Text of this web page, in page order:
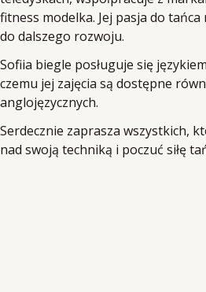
fitness modelka. Jej pasja do
do dalszego rozwoju.
Sofiia biegle posługuje się
czemu jej zajęcia są dostępne
anglojęzycznych.
Serdecznie zaprasza wszystkich,
nad swoją techniką i poczuć siłę